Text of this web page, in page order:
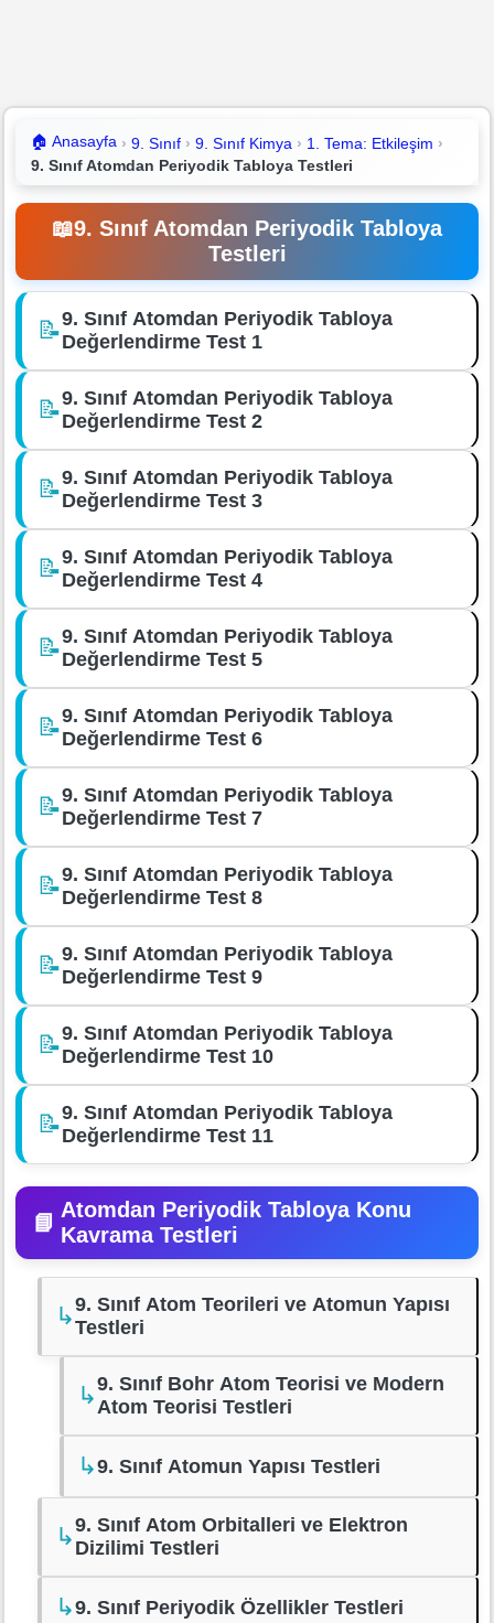
🏠 Anasayfa 9. Sınıf 9. Sınıf Kimya
1. Tema: Etkileşim
9. Sınıf Atomdan Periyodik Tabloya Testleri
📖9. Sınıf Atomdan Periyodik Tabloya
Testleri
📝9. Sınıf Atomdan Periyodik Tabloya
Değerlendirme Test 1
📝9. Sınıf Atomdan Periyodik Tabloya
Değerlendirme Test 2
📝9. Sınıf Atomdan Periyodik Tabloya
Değerlendirme Test 3
📝9. Sınıf Atomdan Periyodik Tabloya
Değerlendirme Test 4
📝9. Sınıf Atomdan Periyodik Tabloya
Değerlendirme Test 5
📝9. Sınıf Atomdan Periyodik Tabloya
Değerlendirme Test 6
📝9. Sınıf Atomdan Periyodik Tabloya
Değerlendirme Test 7
📝9. Sınıf Atomdan Periyodik Tabloya
Değerlendirme Test 8
📝9. Sınıf Atomdan Periyodik Tabloya
Değerlendirme Test 9
📝9. Sınıf Atomdan Periyodik Tabloya
Değerlendirme Test 10
📝9. Sınıf Atomdan Periyodik Tabloya
Değerlendirme Test 11
📘
Atomdan Periyodik Tabloya Konu
Kavrama Testleri
↳9. Sınıf Atom Teorileri ve Atomun Yapısı
Testleri
↳9. Sınıf Bohr Atom Teorisi ve Modern
Atom Teorisi Testleri
↳9. Sınıf Atomun Yapısı Testleri
↳9. Sınıf Atom Orbitalleri ve Elektron
Dizilimi Testleri
↳9. Sınıf Periyodik Özellikler Testleri